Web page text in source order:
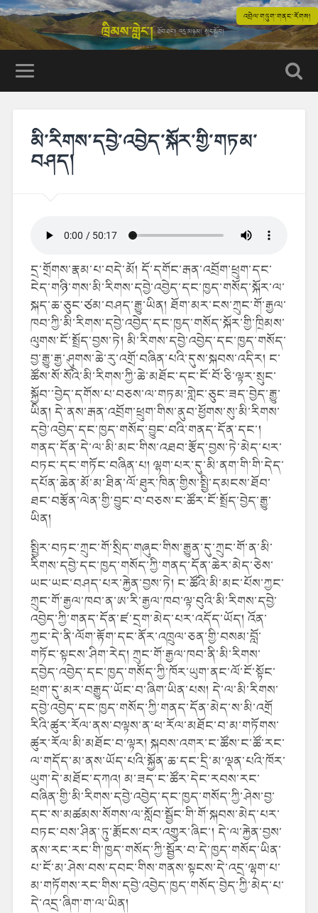
འབྲེལ་གཏུག་གནང་རོགས།
མི་རིགས་དབྱེ་འབྱེད་སྐོར་གྱི་གཏམ་
བཤད།
དྲ་གྲོགས་རྣམ་པ་བདེ་མོ། དོ་དགོང་རྒན་འབྲོག་ཕྲུག་དང་
ངེད་གཉི་གས་མི་རིགས་དབྱེ་འབྱེད་དང་ཁྱད་གསོད་སྐོར་ལ་
སྐད་ཆ་ཅུང་ཙམ་བཤད་རྒྱུ་ཡིན། ཐོག་མར་ངས་ཀྲུང་གོ་རྒྱལ་
ཁབ་ཀྱི་མི་རིགས་དབྱེ་འབྱེད་དང་ཁྱད་གསོད་སྐོར་གྱི་ཁྲིམས་
ལུགས་ངོ་སྤྲོད་བྱས་ཏེ། མི་རིགས་དབྱེ་འབྱེད་དང་ཁྱད་གསོད་
བྱ་རྒྱུ་རྒྱ་ཤུགས་ཆེ་རུ་འགྲོ་བཞིན་པའི་དུས་སྐབས་འདིར། ང་
ཚོས་སོ་སོའི་མི་རིགས་ཀྱི་ཆེ་མཐོང་དང་ངོ་བོ་ཅི་ལྟར་སྲུང་
སྐྱོབ་་བྱེད་དགོས་པ་བཅས་ལ་གཏམ་གླེང་ཅུང་ཟད་བྱེད་རྒྱུ་
ཡིན། དེ་ནས་རྒན་འབྲོག་ཕྲུག་གིས་ནུབ་ཕྱོགས་སུ་མི་རིགས་
དབྱེ་འབྱེད་དང་ཁྱད་གསོད་བྱུང་བའི་གནད་དོན་དང་།
གནད་དོན་དེ་ལ་མི་མང་གིས་འཐབ་རྩོད་བྱས་ཏེ་མེད་པར་
བཏང་དང་གཏོང་བཞིན་པ། ལྷག་པར་དུ་མི་ནག་གི་གི་དེད་
དཔོན་ཆེན་མོ་མ་ཐིན་ལོ་ཐུར་ཁིན་གྱིས་སྤྱི་དམངས་ཐོབ་
ཐང་བརྩོན་ལེན་གྱི་བྱུང་བ་བཅས་ང་ཚོར་ངོ་སྤྲོད་བྱེད་རྒྱུ་
ཡིན།
སྤྱིར་བཏང་ཀྲུང་གོ་སྲིད་གཞུང་གིས་རྒྱུན་དུ་ཀྲུང་གོ་ན་མི་
རིགས་དབྱེ་དང་ཁྱད་གསོད་ཀྱི་གནད་དོན་ཆེར་མེད་ཅེས་
ཡང་ཡང་བཤད་པར་རྐྱེན་བྱས་ཏེ། ང་ཚོའི་མི་མང་པོས་ཀྱང་
ཀྲུང་གོ་རྒྱལ་ཁབ་ན་ཨ་རི་རྒྱལ་ཁབ་ལྟ་བུའི་མི་རིགས་དབྱེ་
འབྱེད་ཀྱི་གནད་དོན་ཛ་དྲག་མེད་པར་འདོད་ཡོད། འོན་
ཀྱང་དེ་ནི་ལོག་རྟོག་དང་ནོར་འཁྲུལ་ཅན་གྱི་བསམ་བློ་
གཏོང་སྟངས་ཤིག་རེད། ཀྲུང་གོ་རྒྱལ་ཁབ་ནི་མི་རིགས་
དབྱེད་འབྱེད་དང་ཁྱད་གསོད་ཀྱི་ཁོར་ཡུག་ནང་ལོ་ངོ་སྟོང་
ཕྲག་དུ་མར་བརྒྱུད་ཡོང་བ་ཞིག་ཡིན་པས། དེ་ལ་མི་རིགས་
དབྱེ་འབྱེད་དང་ཁྱད་གསོད་ཀྱི་གནད་དོན་མེད་ས་མི་འགྲོ
རིའི་ཚུར་རོལ་ནས་བལྟས་ན་ཕ་རོལ་མཐོང་བ་མ་གཏོགས་
ཚུར་རོལ་མི་མཐོང་བ་ལྟར། སྐབས་འགར་ང་ཚོས་ང་ཚོ་རང་
ལ་གདོད་མ་ནས་ཡོད་པའི་སྐྱོན་ཆ་དང་དྲི་མ་ལྡན་པའི་ཁོར་
ཡུག་དེ་མཐོང་དཀའ། མ་ཟད་ང་ཚོར་དེང་རབས་རང་
བཞིན་གྱི་མི་རིགས་དབྱེ་འབྱེད་དང་ཁྱད་གསོད་ཀྱི་ཤེས་བྱ་
དང་ས་མཚམས་སོགས་ལ་སློབ་སྦྱོང་གི་གོ་སྐབས་མེད་པར་
བཏང་བས་ཤིན་ཏུ་རྨོངས་བར་འགྱུར་ཞིང་། དེ་ལ་རྐྱེན་བྱས་
ནས་རང་རང་གི་ཁྱད་གསོད་ཀྱི་སྦྱོར་བ་དེ་ཁྱད་གསོད་ཡིན་
པ་ངོ་མ་ཤེས་བས་དབང་གིས་གནས་སྟངས་དེ་འདྲ་ལྷག་པ་
མ་གཏོགས་རང་གིས་དབྱེ་འབྱེད་ཁྱད་གསོད་བྱེད་ཀྱི་མེད་པ་
དེ་འདྲ་ཞིག་ག་ལ་ཡིན།